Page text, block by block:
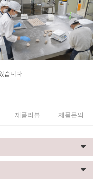
습니다.
제품리뷰 제품문의